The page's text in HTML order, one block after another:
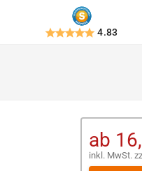
4.83
ab
inkl. MwSt.